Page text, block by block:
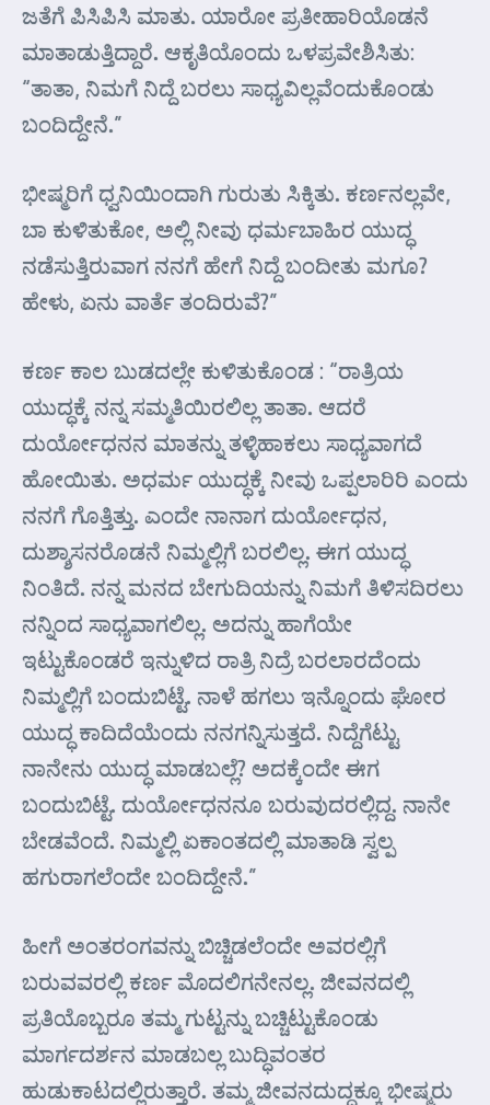
ಜತೆಗೆ ಪಿಸಿಪಿಸಿ ಮಾತು. ಯಾರೋ ಪ್ರತೀಹಾರಿಯೊಡನೆ
ಮಾತಾಡುತ್ತಿದ್ದಾರೆ. ಆಕೃತಿಯೊಂದು ಒಳಪ್ರವೇಶಿಸಿತು:
“ತಾತಾ, ನಿಮಗೆ ನಿದ್ದೆ ಬರಲು ಸಾಧ್ಯವಿಲ್ಲವೆಂದುಕೊಂಡು
ಬಂದಿದ್ದೇನೆ.”
ಭೀಷ್ಮರಿಗೆ ಧ್ವನಿಯಿಂದಾಗಿ ಗುರುತು ಸಿಕ್ಕಿತು. ಕರ್ಣನಲ್ಲವೇ,
ಬಾ ಕುಳಿತುಕೋ, ಅಲ್ಲಿ ನೀವು ಧರ್ಮಬಾಹಿರ ಯುದ್ಧ
ನಡೆಸುತ್ತಿರುವಾಗ ನನಗೆ ಹೇಗೆ ನಿದ್ದೆ ಬಂದೀತು ಮಗೂ?
ಹೇಳು, ಏನು ವಾರ್ತೆ ತಂದಿರುವೆ?”
ಕರ್ಣ ಕಾಲ ಬುಡದಲ್ಲೇ ಕುಳಿತುಕೊಂಡ : “ರಾತ್ರಿಯ
ಯುದ್ಧಕ್ಕೆ ನನ್ನ ಸಮ್ಮತಿಯಿರಲಿಲ್ಲ ತಾತಾ. ಆದರೆ
ದುರ್ಯೋಧನನ ಮಾತನ್ನು ತಳ್ಳಿಹಾಕಲು ಸಾಧ್ಯವಾಗದೆ
ಹೋಯಿತು. ಅಧರ್ಮ ಯುದ್ಧಕ್ಕೆ ನೀವು ಒಪ್ಪಲಾರಿರಿ ಎಂದು
ನನಗೆ ಗೊತ್ತಿತ್ತು. ಎಂದೇ ನಾನಾಗ ದುರ್ಯೋಧನ,
ದುಶ್ಶಾಸನರೊಡನೆ ನಿಮ್ಮಲ್ಲಿಗೆ ಬರಲಿಲ್ಲ. ಈಗ ಯುದ್ಧ
ನಿಂತಿದೆ. ನನ್ನ ಮನದ ಬೇಗುದಿಯನ್ನು ನಿಮಗೆ ತಿಳಿಸದಿರಲು
ನನ್ನಿಂದ ಸಾಧ್ಯವಾಗಲಿಲ್ಲ. ಅದನ್ನು ಹಾಗೆಯೇ
ಇಟ್ಟುಕೊಂಡರೆ ಇನ್ನುಳಿದ ರಾತ್ರಿ ನಿದ್ರೆ ಬರಲಾರದೆಂದು
ನಿಮ್ಮಲ್ಲಿಗೆ ಬಂದುಬಿಟ್ಟೆ. ನಾಳೆ ಹಗಲು ಇನ್ನೊಂದು ಘೋರ
ಯುದ್ಧ ಕಾದಿದೆಯೆಂದು ನನಗನ್ನಿಸುತ್ತದೆ. ನಿದ್ದೆಗೆಟ್ಟು
ನಾನೇನು ಯುದ್ಧ ಮಾಡಬಲ್ಲೆ? ಅದಕ್ಕೆಂದೇ ಈಗ
ಬಂದುಬಿಟ್ಟೆ. ದುರ್ಯೋಧನನೂ ಬರುವುದರಲ್ಲಿದ್ದ. ನಾನೇ
ಬೇಡವೆಂದೆ. ನಿಮ್ಮಲ್ಲಿ ಏಕಾಂತದಲ್ಲಿ ಮಾತಾಡಿ ಸ್ವಲ್ಪ
ಹಗುರಾಗಲೆಂದೇ ಬಂದಿದ್ದೇನೆ.”
ಹೀಗೆ ಅಂತರಂಗವನ್ನು ಬಿಚ್ಚಿಡಲೆಂದೇ ಅವರಲ್ಲಿಗೆ
ಬರುವವರಲ್ಲಿ ಕರ್ಣ ಮೊದಲಿಗನೇನಲ್ಲ. ಜೀವನದಲ್ಲಿ
ಪ್ರತಿಯೊಬ್ಬರೂ ತಮ್ಮ ಗುಟ್ಟನ್ನು ಬಚ್ಚಿಟ್ಟುಕೊಂಡು
ಮಾರ್ಗದರ್ಶನ ಮಾಡಬಲ್ಲ ಬುದ್ಧಿವಂತರ
ಹುಡುಕಾಟದಲ್ಲಿರುತ್ತಾರೆ. ತಮ್ಮ ಜೀವನದುದ್ದಕ್ಕೂ ಭೀಷ್ಮರು